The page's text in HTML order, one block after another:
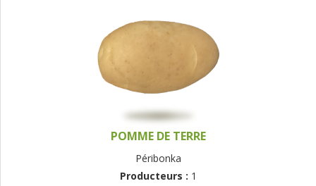
POMME DE TERRE
Péribonka
Producteurs : 1